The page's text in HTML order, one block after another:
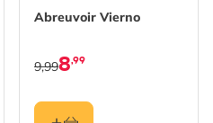
Abreuvoir Vierno
8,99
9,99